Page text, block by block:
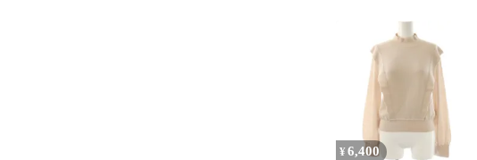
ちゃん妖精の森のなかま
たちシリーズ- P【入
数:16】
¥ 6,400